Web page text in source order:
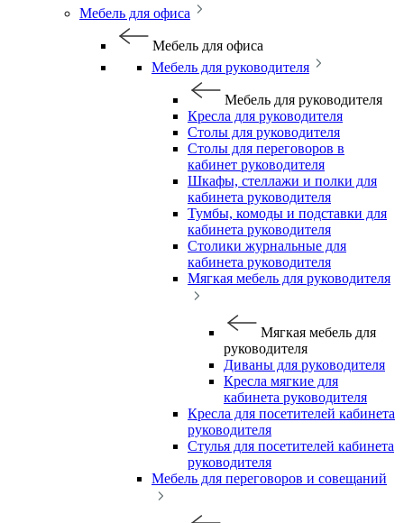
Мебель для офиса
Мебель для офиса
Мебель для руководителя
Мебель для руководителя
Кресла для руководителя
Столы для руководителя
Столы для переговоров в
кабинет руководителя
Шкафы, стеллажи и полки для
кабинета руководителя
Тумбы, комоды и подставки для
кабинета руководителя
Столики журнальные для
кабинета руководителя
Мягкая мебель для руководителя
Мягкая мебель для
руководителя
Диваны для руководителя
Кресла мягкие для
кабинета руководителя
Кресла для посетителей кабинета
руководителя
Стулья для посетителей кабинета
руководителя
Мебель для переговоров и совещаний